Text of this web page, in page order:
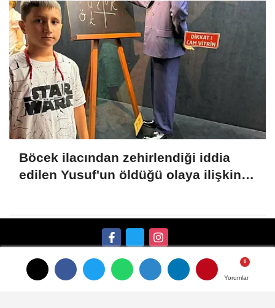
Yorumlar
Yorumlar
Yorumlar
Böcek ilacından zehirlendiği iddia
edilen Yusuf'un öldüğü olaya ilişkin 2
Künye İletişim Gizlilik İlkeleri Çerez Politikası